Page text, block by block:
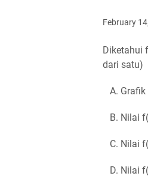
February
Diketahui
dari satu)
A. Grafik
B. Nilai
C. Nilai
D. Nilai